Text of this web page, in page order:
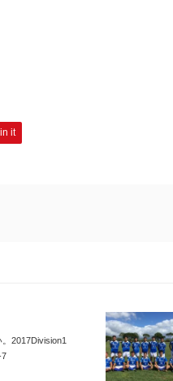
it
2017Division1